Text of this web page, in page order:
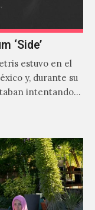
‘Side’
estuvo en el
y, durante su
intentando…